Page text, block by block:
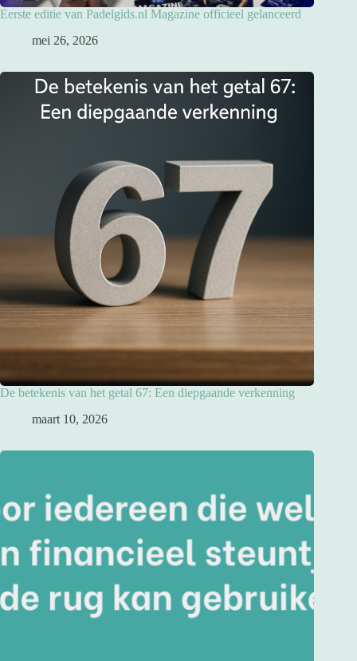
Eerste editie van Padelgids.nl Magazine officieel gelanceerd
mei 26, 2026
De betekenis van het getal 67: Een diepgaande verkenning
maart 10, 2026